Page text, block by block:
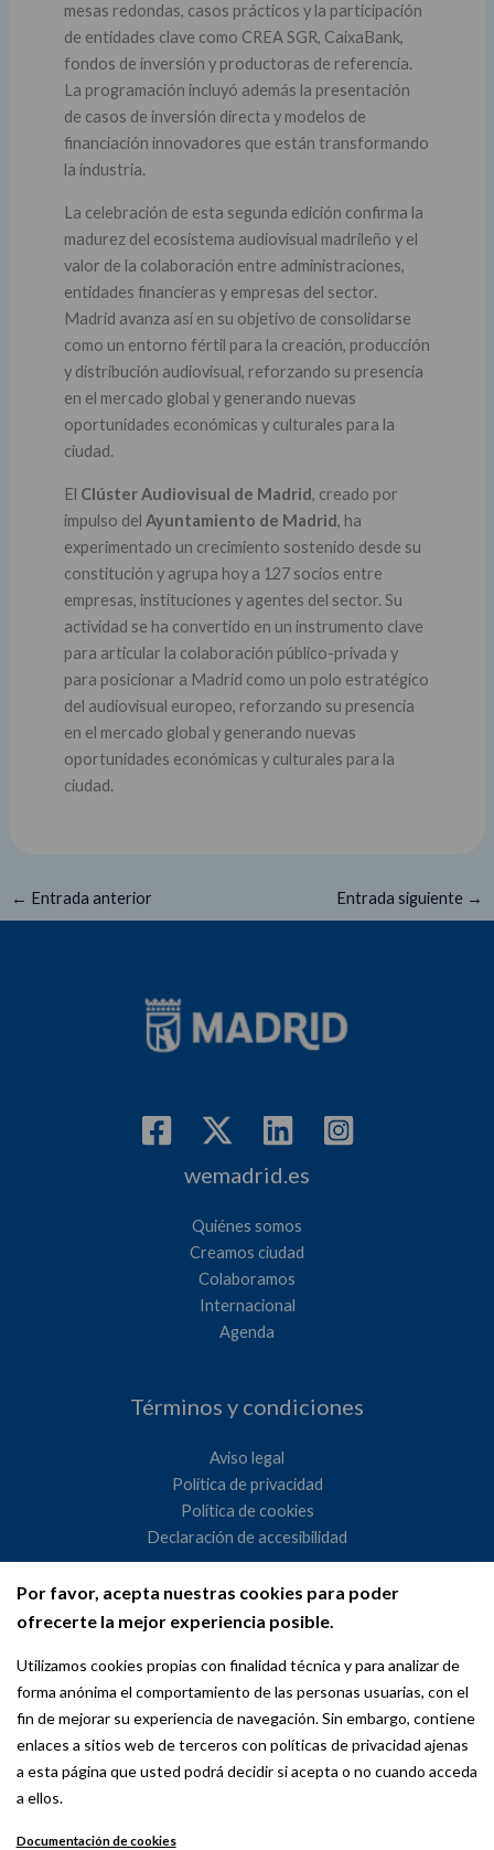
Por favor, acepta nuestras cookies para poder
ofrecerte la mejor experiencia posible.
Utilizamos cookies propias con finalidad técnica y para analizar de
forma anónima el comportamiento de las personas usuarias, con el
fin de mejorar su experiencia de navegación. Sin embargo, contiene
enlaces a sitios web de terceros con políticas de privacidad ajenas
a esta página que usted podrá decidir si acepta o no cuando acceda
a ellos.
Documentación de cookies
mesas redondas, casos prácticos y la participación
de entidades clave como CREA SGR, CaixaBank,
fondos de inversión y productoras de referencia.
La programación incluyó además la presentación
de casos de inversión directa y modelos de
financiación innovadores que están transformando
la industria.
La celebración de esta segunda edición confirma la
madurez del ecosistema audiovisual madrileño y el
valor de la colaboración entre administraciones,
entidades financieras y empresas del sector.
Madrid avanza así en su objetivo de consolidarse
como un entorno fértil para la creación, producción
y distribución audiovisual, reforzando su presencia
en el mercado global y generando nuevas
oportunidades económicas y culturales para la
ciudad.
El Clúster Audiovisual de Madrid, creado por
impulso del Ayuntamiento de Madrid, ha
experimentado un crecimiento sostenido desde su
constitución y agrupa hoy a 127 socios entre
empresas, instituciones y agentes del sector. Su
actividad se ha convertido en un instrumento clave
para articular la colaboración público-privada y
para posicionar a Madrid como un polo estratégico
del audiovisual europeo, reforzando su presencia
en el mercado global y generando nuevas
oportunidades económicas y culturales para la
ciudad.
← Entrada anterior Entrada siguiente →
wemadrid.es
Quiénes somos
Creamos ciudad
Colaboramos
Internacional
Agenda
Términos y condiciones
Aviso legal
Política de privacidad
Política de cookies
Declaración de accesibilidad
Ayuntamiento de Madrid
WeMadrid es un sitio web del Ayuntamiento de Madrid
dedicado a las relaciones institucionales y la actividad
internacional del Alcalde. ​